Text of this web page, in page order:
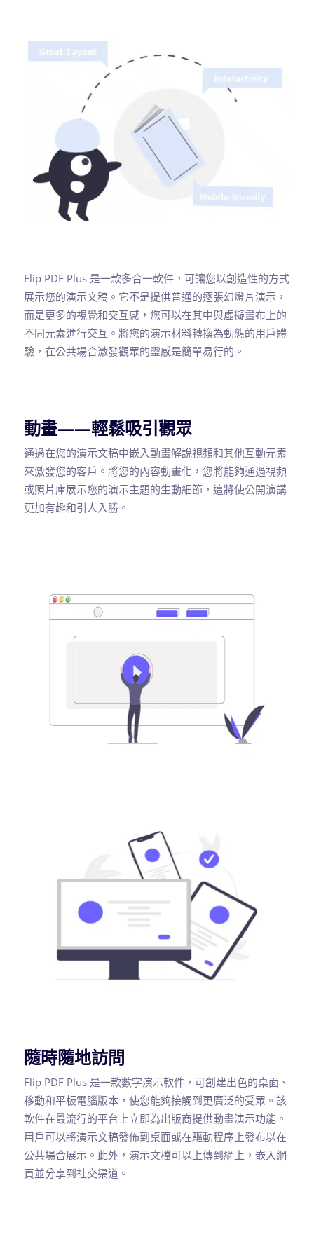
Flip PDF Plus 是一款多合一軟件，可讓您以創造性的方式
展示您的演示文稿。它不是提供普通的逐張幻燈片演示，
而是更多的視覺和交互感，您可以在其中與虛擬畫布上的
不同元素進行交互。將您的演示材料轉換為動態的用戶體
驗，在公共場合激發觀眾的靈感是簡單易行的。
動畫——輕鬆吸引觀眾
通過在您的演示文稿中嵌入動畫解說視頻和其他互動元素
來激發您的客戶。將您的內容動畫化，您將能夠通過視頻
或照片庫展示您的演示主題的生動細節，這將使公開演講
更加有趣和引人入勝。
隨時隨地訪問
Flip PDF Plus 是一款數字演示軟件，可創建出色的桌面、
移動和平板電腦版本，使您能夠接觸到更廣泛的受眾。該
軟件在最流行的平台上立即為出版商提供動畫演示功能。
用戶可以將演示文稿發佈到桌面或在驅動程序上發布以在
公共場合展示。此外，演示文檔可以上傳到網上，嵌入網
頁並分享到社交渠道。